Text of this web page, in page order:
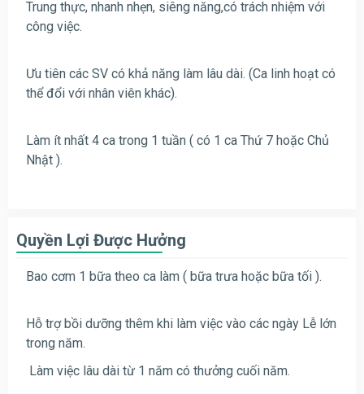
Trung thực, nhanh nhẹn, siêng năng,có trách nhiệm với
công việc.
Ưu tiên các SV có khả năng làm lâu dài. (Ca linh hoạt có
thể đổi với nhân viên khác).
Làm ít nhất 4 ca trong 1 tuần ( có 1 ca Thứ 7 hoặc Chủ
Nhật ).
Quyền Lợi Được Hưởng
Bao cơm 1 bữa theo ca làm ( bữa trưa hoặc bữa tối ).
Hỗ trợ bồi dưỡng thêm khi làm việc vào các ngày Lễ lớn
trong năm.
Làm việc lâu dài từ 1 năm có thưởng cuối năm.